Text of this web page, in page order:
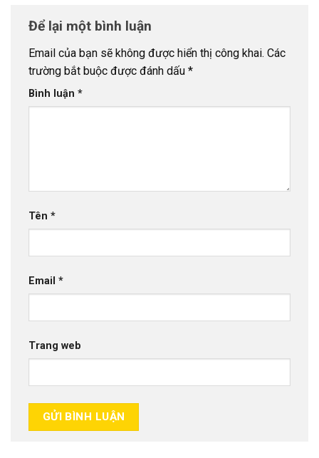
Để lại một bình luận
Email của bạn sẽ không được hiển thị công khai. Các
trường bắt buộc được đánh dấu *
Bình luận *
Tên *
Email *
Trang web